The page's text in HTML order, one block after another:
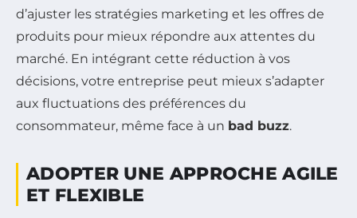
d’ajuster les stratégies marketing et les offres de
produits pour mieux répondre aux attentes du
marché. En intégrant cette réduction à vos
décisions, votre entreprise peut mieux s’adapter
aux fluctuations des préférences du
consommateur, même face à un bad buzz.
ADOPTER UNE APPROCHE AGILE
ET FLEXIBLE